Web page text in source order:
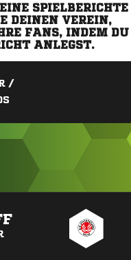
SPIELBERICHTE
DEINEN VEREIN,
FANS, INDEM DU
ANLEGST.
/